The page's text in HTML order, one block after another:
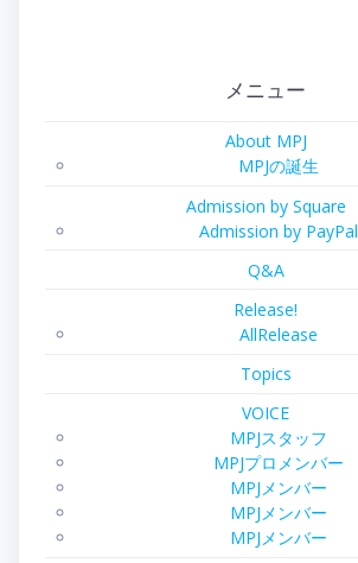
メニュー
About MPJ
MPJの誕生
Admission by Square
Admission by PayPal
Q&A
Release!
AllRelease
Topics
VOICE
MPJスタッフ
MPJプロメンバー
MPJメンバー
MPJメンバー
MPJメンバー